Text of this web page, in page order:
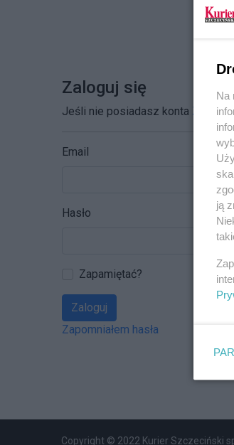
Zaloguj się
Jeśli nie posiadasz konta
Email
Hasło
Zapamiętać?
Zaloguj
Zapomniałem hasła
Copyright © 2022 Kurier Szczeciński
Na
ją